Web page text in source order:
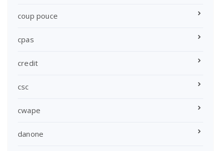
coup pouce
cpas
credit
csc
cwape
danone